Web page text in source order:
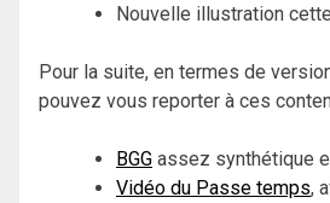
Nouvelle illustration
Pour la suite, en termes de
pouvez vous reporter à ces
BGG assez synthétique
Vidéo du Passe temps,